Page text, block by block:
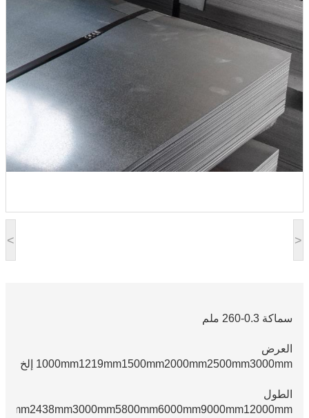
< >
سماكة 0.3-260 ملم
العرض
1000mm1219mm1500mm2000mm2500mm3000mm إلخ
الطول